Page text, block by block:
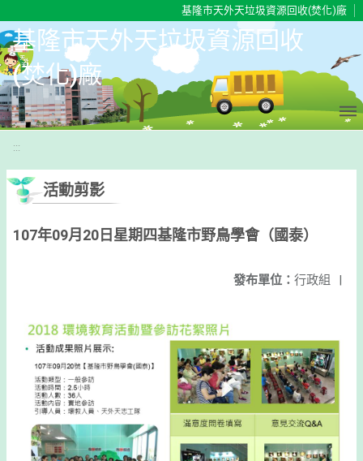
基隆市天外天垃圾資源回收(焚化)廠
基隆市天外天垃圾資源回收
(焚化)廠
:::
活動剪影
107年09月20日星期四基隆市野鳥學會（國泰）
發布單位： 行政組 |